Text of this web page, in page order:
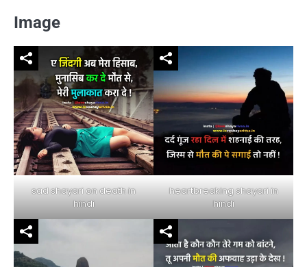
Image
sad shayari on death in
hindi
heartbreaking shayari in
hindi